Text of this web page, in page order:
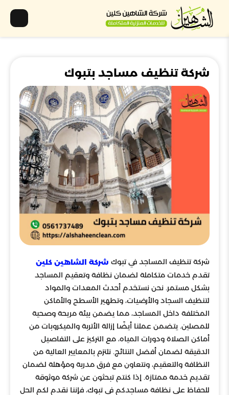
شركة تنظيف مساجد بتبوك
شركة تنظيف المساجد في تبوك شركة الشاهين كلين
تقدم خدمات متكاملة لضمان نظافة وتعقيم المساجد
بشكل مستمر. نحن نستخدم أحدث المعدات والمواد
لتنظيف السجاد والأرضيات، وتطهير الأسطح والأماكن
المختلفة داخل المساجد، مما يضمن بيئة مريحة وصحية
للمصلين. يتضمن عملنا أيضًا إزالة الأتربة والميكروبات من
أماكن الصلاة ودورات المياه، مع التركيز على التفاصيل
الدقيقة لضمان أفضل النتائج. نلتزم بالمعايير العالية من
النظافة والتعقيم، ونتعاون مع فرق مدربة ومؤهلة لضمان
تقديم خدمة ممتازة. إذا كنتم تبحثون عن شركة موثوقة
للحفاظ على نظافة مساجدكم في تبوك، فإننا نقدم لكم الحل